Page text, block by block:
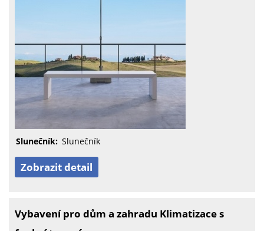
Slunečník: Slunečník
Zobrazit detail
Vybavení pro dům a zahradu Klimatizace s